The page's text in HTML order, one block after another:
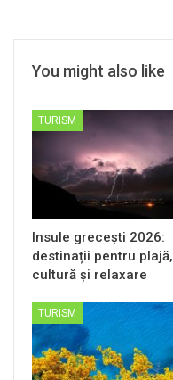
You might also like
TURISM
Insule grecești 2026:
destinații pentru plajă,
cultură și relaxare
TURISM